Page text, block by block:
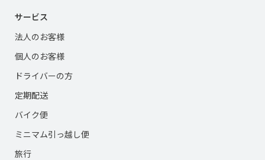
サービス
法人のお客様
個人のお客様
ドライバーの方
定期配送
バイク便
ミニマム引っ越し便
旅行